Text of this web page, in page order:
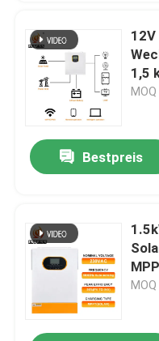
1,5
MOQ
Bestpreis
MOQ